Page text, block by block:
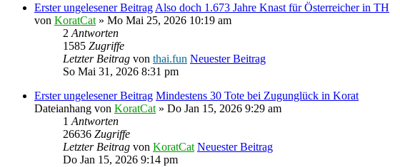
Erster ungelesener Beitrag Also doch 1.673 Jahre Knast für Österreicher in TH
von KoratCat » Mo Mai 25, 2026 10:19 am
2 Antworten
1585 Zugriffe
Letzter Beitrag von thai.fun Neuester Beitrag
So Mai 31, 2026 8:31 pm
Erster ungelesener Beitrag Mindestens 30 Tote bei Zugunglück in Korat
Dateianhang von KoratCat » Do Jan 15, 2026 9:29 am
1 Antworten
26636 Zugriffe
Letzter Beitrag von KoratCat Neuester Beitrag
Do Jan 15, 2026 9:14 pm